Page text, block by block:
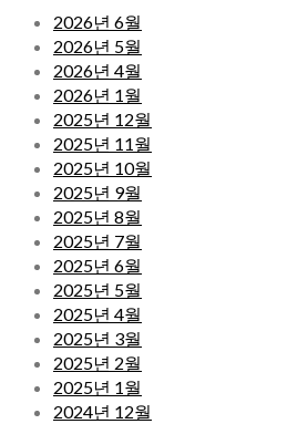
2026년 6월
2026년 5월
2026년 4월
2026년 1월
2025년 12월
2025년 11월
2025년 10월
2025년 9월
2025년 8월
2025년 7월
2025년 6월
2025년 5월
2025년 4월
2025년 3월
2025년 2월
2025년 1월
2024년 12월